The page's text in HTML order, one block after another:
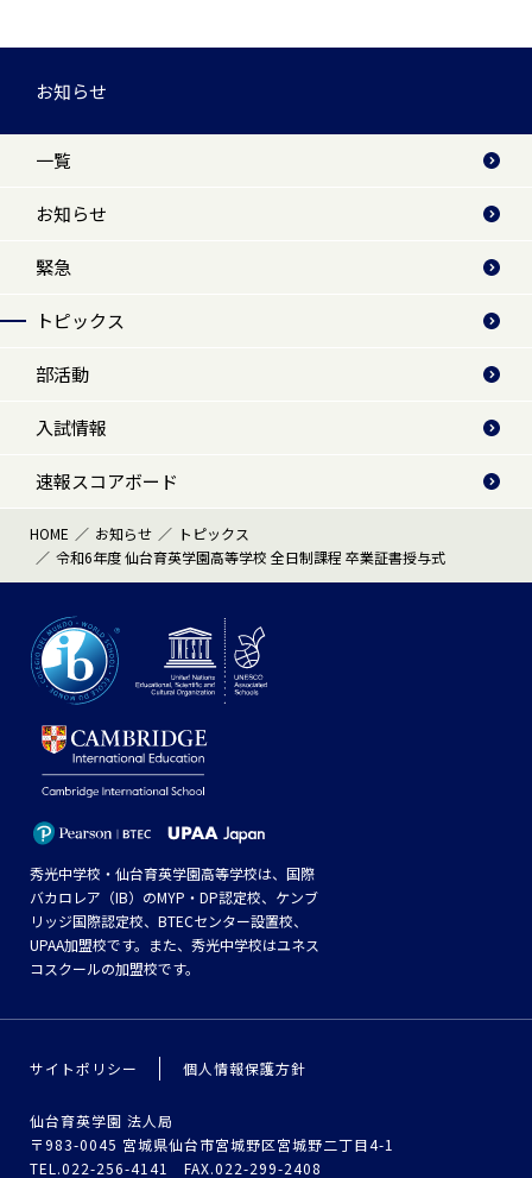
お知らせ
一覧
お知らせ
緊急
トピックス
部活動
入試情報
速報スコアボード
HOME お知らせ
トピックス
令和6年度 仙台育英学園高等学校 全日制課程 卒業証書授与式
秀光中学校・仙台育英学園高等学校は、国際
バカロレア（IB）のMYP・DP認定校、ケンブ
リッジ国際認定校、BTECセンター設置校、
UPAA加盟校です。また、秀光中学校はユネス
コスクールの加盟校です。
サイトポリシー 個人情報保護方針
仙台育英学園 法人局
〒983-0045 宮城県仙台市宮城野区宮城野二丁目4-1
TEL.022-256-4141 FAX.022-299-2408